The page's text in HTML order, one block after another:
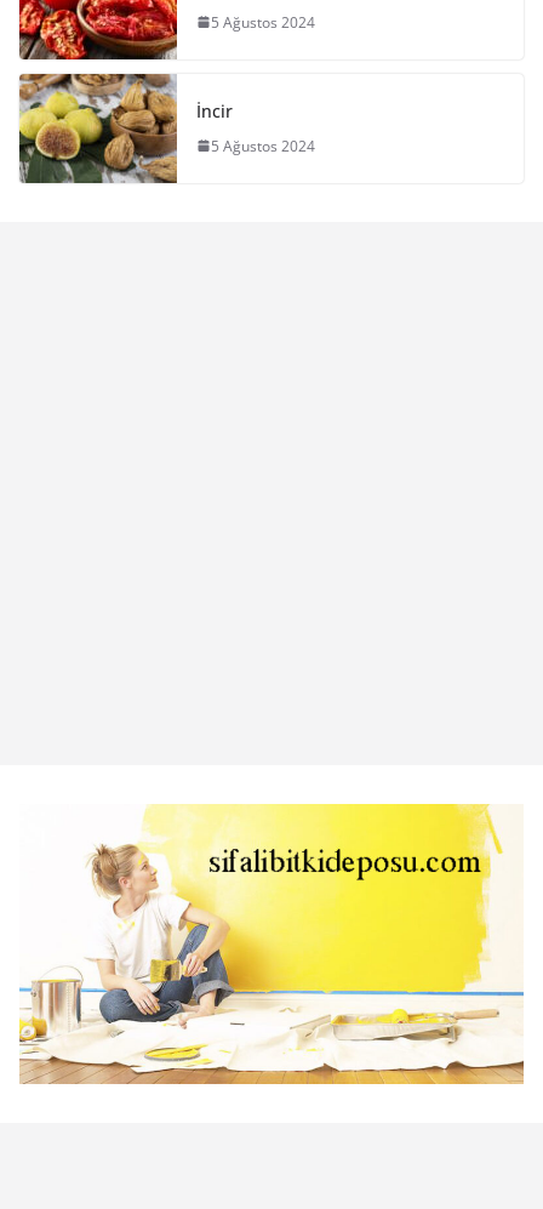
5 Ağustos 2024
İncir
5 Ağustos 2024